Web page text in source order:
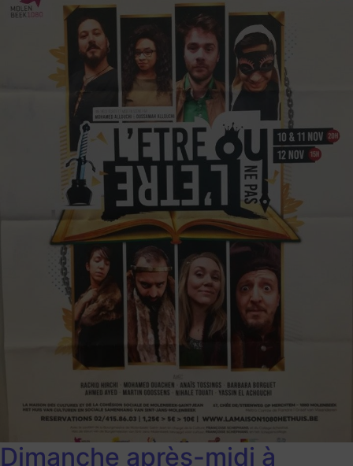
Dimanche après-midi à